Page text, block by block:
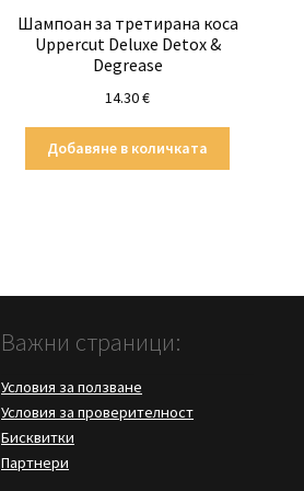
Шампоан за третирана коса
Uppercut Deluxe Detox &
Degrease
14.30€
Добавяне в количката
Важни страници:
Условия за ползване
Условия за проверителност
Бисквитки
Партнери